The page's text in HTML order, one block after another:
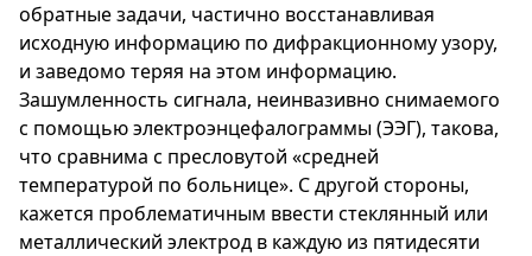
обратные задачи, частично восстанавливая
исходную информацию по дифракционному узору,
и заведомо теряя на этом информацию.
Зашумленность сигнала, неинвазивно снимаемого
с помощью электроэнцефалограммы (ЭЭГ), такова,
что сравнима с пресловутой «средней
температурой по больнице». С другой стороны,
кажется проблематичным ввести стеклянный или
металлический электрод в каждую из пятидесяти